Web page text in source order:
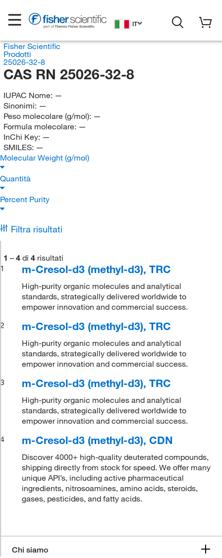
IT
Fisher Scientific
Prodotti
25026-32-8
CAS RN 25026-32-8
IUPAC Nome: —
Sinonimi: —
Peso molecolare (g/mol): —
Formula molecolare: —
InChi Key: —
SMILES: —
Molecular Weight (g/mol)
Quantità
Percent Purity
Filtra risultati
1 – 4 di 4 risultati
1
m-Cresol-d3 (methyl-d3), TRC
High-purity organic molecules and analytical
standards, strategically delivered worldwide to
empower innovation and commercial success.
2
m-Cresol-d3 (methyl-d3), TRC
High-purity organic molecules and analytical
standards, strategically delivered worldwide to
empower innovation and commercial success.
3
m-Cresol-d3 (methyl-d3), TRC
High-purity organic molecules and analytical
standards, strategically delivered worldwide to
empower innovation and commercial success.
4
m-Cresol-d3 (methyl-d3), CDN
Discover 4000+ high-quality deuterated compounds,
shipping directly from stock for speed. We offer many
unique API’s, including active pharmaceutical
ingredients, nitrosoamines, amino acids, steroids,
gases, pesticides, and fatty acids.
Chi siamo